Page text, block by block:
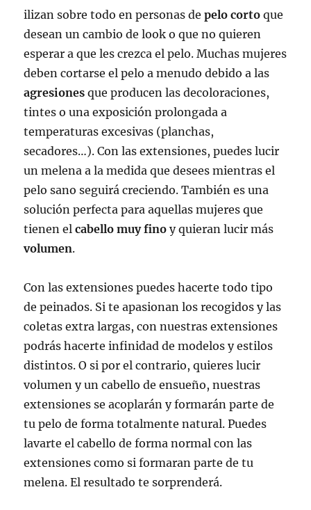
ilizan sobre todo en personas depelo corto que
desean un cambio de look o que no quieren
esperar a que les crezca el pelo. Muchas mujeres
deben cortarse el pelo a menudo debido a las
agresiones que producen las decoloraciones,
tintes o una exposición prolongada a
temperaturas excesivas (planchas,
secadores…). Con las extensiones, puedes lucir
un melena a la medida que desees mientras el
pelo sano seguirá creciendo. También es una
solución perfecta para aquellas mujeres que
tienen elcabello muy fino y quieran lucir más
volumen.
Con las extensiones puedes hacerte todo tipo
de peinados. Si te apasionan los recogidos y las
coletas extra largas, con nuestras extensiones
podrás hacerte infinidad de modelos y estilos
distintos. O si por el contrario, quieres lucir
volumen y un cabello de ensueño, nuestras
extensiones se acoplarán y formarán parte de
tu pelo de forma totalmente natural. Puedes
lavarte el cabello de forma normal con las
extensiones como si formaran parte de tu
melena. El resultado te sorprenderá.